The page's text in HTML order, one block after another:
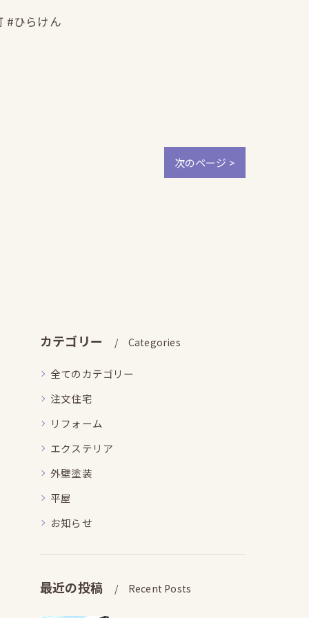
#ひらけん
次のページ >
カテゴリー Categories
全てのカテゴリー
注文住宅
リフォーム
エクステリア
外壁塗装
平屋
お知らせ
最近の投稿 Recent Posts